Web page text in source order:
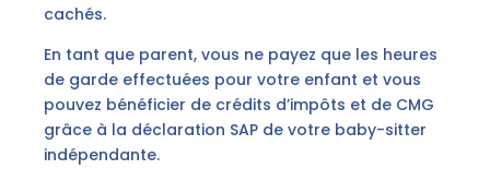
cachés.
En tant que parent, vous ne payez que les heures
de garde effectuées pour votre enfant et vous
pouvez bénéficier de crédits d’impôts et de CMG
grâce à la déclaration SAP de votre baby-sitter
indépendante.